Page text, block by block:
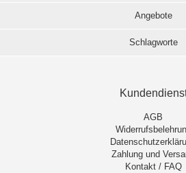
Angebote
Schlagworte
AGB
Zahlung und
Kontakt / FAQ